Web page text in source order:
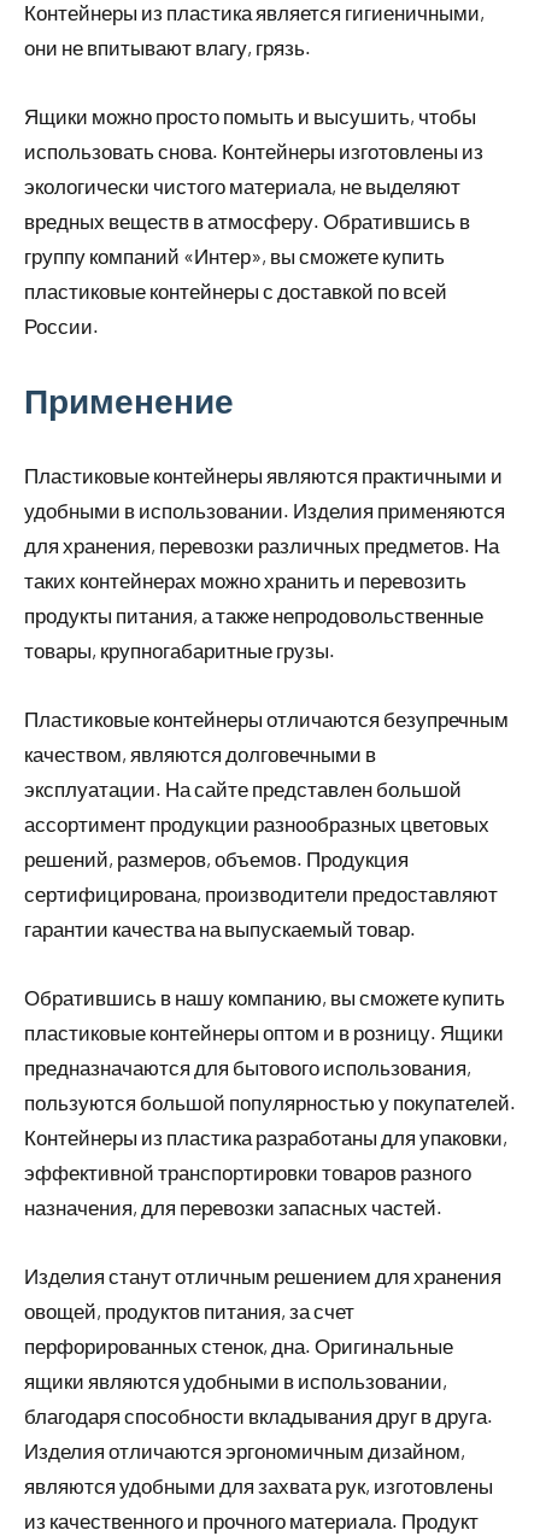
Контейнеры из пластика является гигиеничными,
они не впитывают влагу, грязь.
Ящики можно просто помыть и высушить, чтобы
использовать снова. Контейнеры изготовлены из
экологически чистого материала, не выделяют
вредных веществ в атмосферу. Обратившись в
группу компаний «Интер», вы сможете купить
пластиковые контейнеры с доставкой по всей
России.
Применение
Пластиковые контейнеры являются практичными и
удобными в использовании. Изделия применяются
для хранения, перевозки различных предметов. На
таких контейнерах можно хранить и перевозить
продукты питания, а также непродовольственные
товары, крупногабаритные грузы.
Пластиковые контейнеры отличаются безупречным
качеством, являются долговечными в
эксплуатации. На сайте представлен большой
ассортимент продукции разнообразных цветовых
решений, размеров, объемов. Продукция
сертифицирована, производители предоставляют
гарантии качества на выпускаемый товар.
Обратившись в нашу компанию, вы сможете купить
пластиковые контейнеры оптом и в розницу. Ящики
предназначаются для бытового использования,
пользуются большой популярностью у покупателей.
Контейнеры из пластика разработаны для упаковки,
эффективной транспортировки товаров разного
назначения, для перевозки запасных частей.
Изделия станут отличным решением для хранения
овощей, продуктов питания, за счет
перфорированных стенок, дна. Оригинальные
ящики являются удобными в использовании,
благодаря способности вкладывания друг в друга.
Изделия отличаются эргономичным дизайном,
являются удобными для захвата рук, изготовлены
из качественного и прочного материала. Продукт